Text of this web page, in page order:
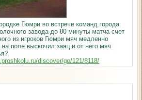
Гюмри во встрече команд города
завода до 80 минуты матча счет
из игроков Гюмри мяч медленно
поле выскочил заяц и от него мяч
discover/go/121/8118/